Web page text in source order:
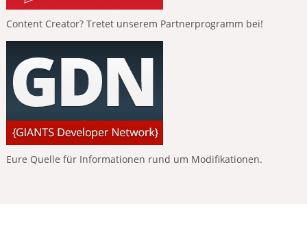
Content Creator? Tretet unserem Partnerprogramm bei!
Eure Quelle für Informationen rund um Modifikationen.